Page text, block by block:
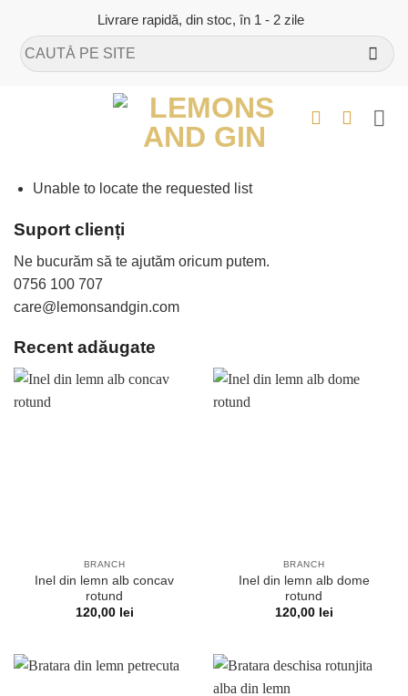
content
Livrare rapidă, din stoc, în 1 - 2 zile
Caută
după:
Unable to locate the requested list
Suport clienți
Ne bucurăm să te ajutăm oricum putem.
0756 100 707
care@lemonsandgin.com
Recent adăugate
BRANCH
Inel din lemn alb concav
rotund
120,00 lei
BRANCH
Inel din lemn alb dome
rotund
120,00 lei